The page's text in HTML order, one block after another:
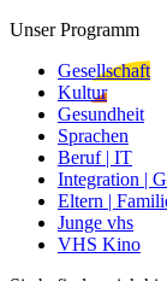
Unser Programm
Gesellschaft
Kultur
Gesundheit
Sprachen
Beruf | IT
Integration |
Eltern |
Junge vhs
VHS Kino